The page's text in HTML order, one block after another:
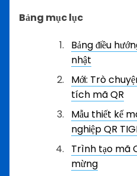
Bảng mục lục
Bảng điều
nhật
Mới: Trò
tích mã QR
Mẫu thiết kế
nghiệp QR
Trình tạo mã
mừng